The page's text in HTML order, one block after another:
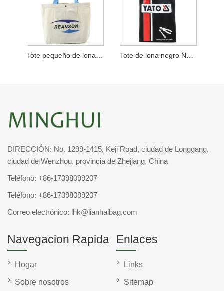
DIRECCIÓN: No. 1299-1415, Keji Road, ciudad de Longgang,
ciudad de Wenzhou, provincia de Zhejiang, China
Teléfono: +86-17398099207
Teléfono: +86-17398099207
Correo electrónico: lhk@lianhaibag.com
Navegacion Rapida
Hogar
Sobre nosotros
Enlaces
Links
Sitemap